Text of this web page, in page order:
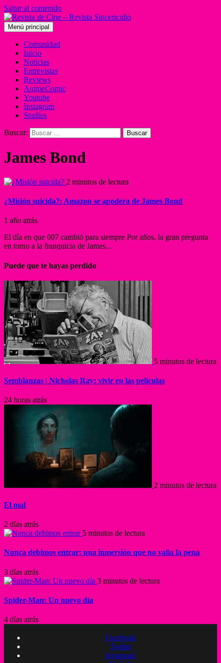
Saltar al contenido
Menú principal
Comunidad
Inicio
Noticias
Entrevistas
Reviews
AnimeComic
Youtube
Instagram
Studios
Buscar:
James Bond
2 minutos de lectura
¿Misión suicida?: Amazon se apodera de James Bond
1 año atrás
El día en que 007 cambió para siempre Por años, la gran pregunta
en torno a la franquicia de James...
Puede que te hayas perdido
5 minutos de lectura
Semblanzas | Nicholas Ray: vivir en las películas
24 horas atrás
2 minutos de lectura
El mal
2 días atrás
5 minutos de lectura
Nunca debimos entrar: una inmersión que no valía la pena
3 días atrás
3 minutos de lectura
Spider-Man: Un nuevo día
4 días atrás
Facebook
Twitter
Instagram